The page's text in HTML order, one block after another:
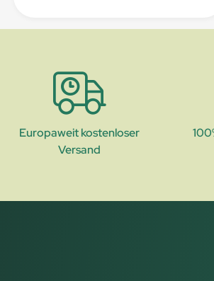
Europaweit kostenloser
Versand